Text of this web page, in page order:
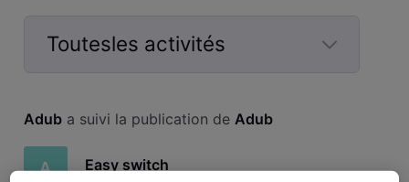
Toutesles activités
activités
Adub a suivi la publication de Adub
A Easy switch